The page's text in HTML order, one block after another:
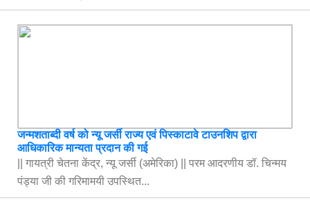
जन्मशताब्दी वर्ष को न्यू जर्सी राज्य एवं पिस्काटावे टाउनशिप द्वारा
आधिकारिक मान्यता प्रदान की गई
|| गायत्री चेतना केंद्र, न्यू जर्सी (अमेरिका) || परम आदरणीय डॉ. चिन्मय
पंड्या जी की गरिमामयी उपस्थित...